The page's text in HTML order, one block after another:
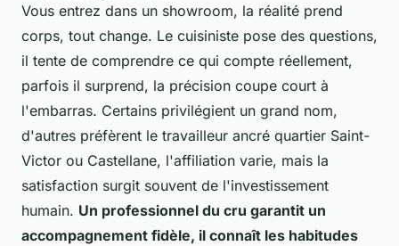
Vous entrez dans un showroom, la réalité prend
corps, tout change. Le cuisiniste pose des questions,
il tente de comprendre ce qui compte réellement,
parfois il surprend, la précision coupe court à
l'embarras. Certains privilégient un grand nom,
d'autres préfèrent le travailleur ancré quartier Saint-
Victor ou Castellane, l'affiliation varie, mais la
satisfaction surgit souvent de l'investissement
humain. Un professionnel du cru garantit un
accompagnement fidèle, il connaît les habitudes